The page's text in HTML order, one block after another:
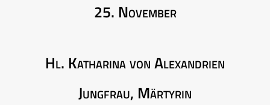
25. November
Hl. Katharina von Alexandrien
Jungfrau, Märtyrin